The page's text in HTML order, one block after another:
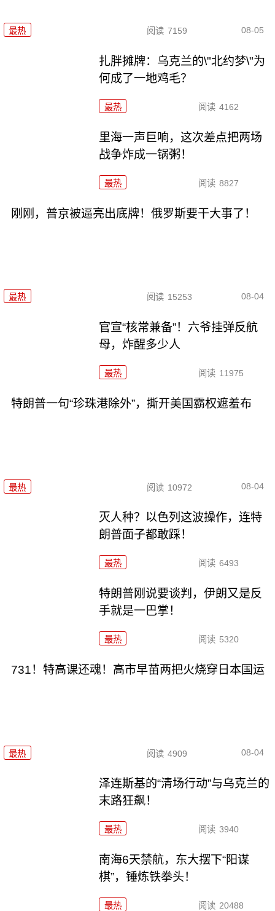
最热 阅读 7159 08-05
扎胖摊牌：乌克兰的\"北约梦\"为
何成了一地鸡毛？
最热 阅读 4162
里海一声巨响，这次差点把两场
战争炸成一锅粥！
最热 阅读 8827
刚刚，普京被逼亮出底牌！俄罗斯要干大事了！
最热 阅读 15253 08-04
官宣“核常兼备”！六爷挂弹反航
母，炸醒多少人
最热 阅读 11975
特朗普一句“珍珠港除外”，撕开美国霸权遮羞布
最热 阅读 10972 08-04
灭人种？以色列这波操作，连特
朗普面子都敢踩！
最热 阅读 6493
特朗普刚说要谈判，伊朗又是反
手就是一巴掌！
最热 阅读 5320
731！特高课还魂！高市早苗两把火烧穿日本国运
最热 阅读 4909 08-04
泽连斯基的“清场行动”与乌克兰的
末路狂飙！
最热 阅读 3940
南海6天禁航，东大摆下“阳谋
棋”，锤炼铁拳头！
最热 阅读 20488